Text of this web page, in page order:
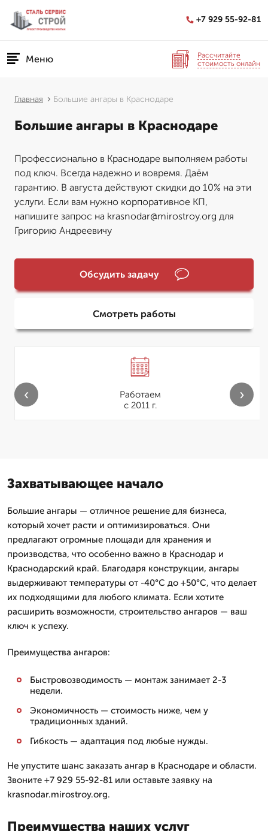
+7 929 55-92-81
Меню
Рассчитайте
стоимость онлайн
Главная Большие ангары в Краснодаре
Большие ангары в Краснодаре
Профессионально в Краснодаре выполняем работы
под ключ. Всегда надежно и вовремя. Даём
гарантию. В августа действуют скидки до 10% на эти
услуги. Если вам нужно корпоративное КП,
напишите запрос на krasnodar@mirostroy.org для
Григорию Андреевичу
Обсудить задачу
Смотреть работы
Работаем
с 2011 г.
‹ ›
Захватывающее начало
Большие ангары — отличное решение для бизнеса,
который хочет расти и оптимизироваться. Они
предлагают огромные площади для хранения и
производства, что особенно важно в Краснодар и
Краснодарский край. Благодаря конструкции, ангары
выдерживают температуры от -40°C до +50°C, что делает
их подходящими для любого климата. Если хотите
расширить возможности, строительство ангаров — ваш
ключ к успеху.
Преимущества ангаров:
Быстровозводимость — монтаж занимает 2-3
недели.
Экономичность — стоимость ниже, чем у
традиционных зданий.
Гибкость — адаптация под любые нужды.
Не упустите шанс заказать ангар в Краснодаре и области.
Звоните +7 929 55-92-81 или оставьте заявку на
krasnodar.mirostroy.org.
Преимущества наших услуг